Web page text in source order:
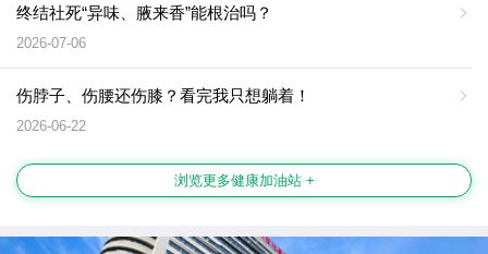
终结社死“异味、腋来香”能根治吗？
2026-07-06
伤脖子、伤腰还伤膝？看完我只想躺着！
2026-06-22
浏览更多健康加油站 +